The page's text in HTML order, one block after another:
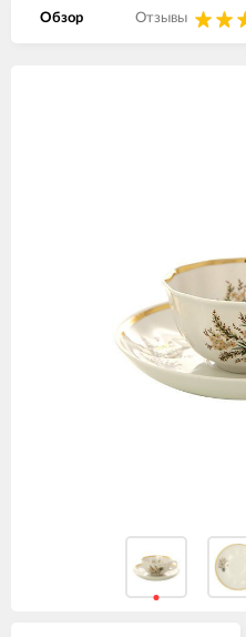
Обзор Отзывы